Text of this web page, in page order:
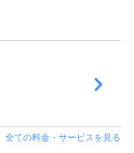
全ての料金・サービスを見る